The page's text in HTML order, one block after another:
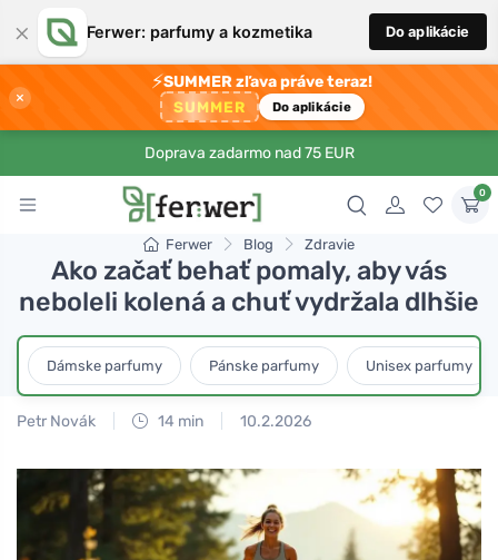
× Ferwer: parfumy a kozmetika Do aplikácie
×
⚡SUMMER zľava práve teraz!
SUMMER Do aplikácie
Doprava zadarmo nad 75 EUR
0
Ferwer Blog Zdravie
Ako začať behať pomaly, aby vás
neboleli kolená a chuť vydržala dlhšie
Dámske parfumy Pánske parfumy Unisex parfumy
Petr Novák 14 min 10.2.2026